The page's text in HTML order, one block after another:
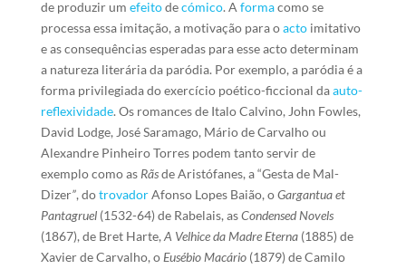
de produzir um efeitodecómico. A formacomo se
processa essa imitação, a motivação para oactoimitativo
e as consequências esperadas para esse acto determinam
a natureza literária da paródia. Por exemplo, a paródia é a
forma privilegiada do exercício poético-ficcional daauto-
reflexividade. Os romances de Italo Calvino, John Fowles,
David Lodge, José Saramago, Mário de Carvalho ou
Alexandre Pinheiro Torres podem tanto servir de
exemplo como as Rãsde Aristófanes, a “Gesta de Mal-
Dizer”, dotrovadorAfonso Lopes Baião, oGargantua et
Pantagruel(1532-64) de Rabelais, asCondensed Novels
(1867), de Bret Harte, A Velhice da Madre Eterna(1885) de
Xavier de Carvalho, o Eusébio Macário(1879) de Camilo